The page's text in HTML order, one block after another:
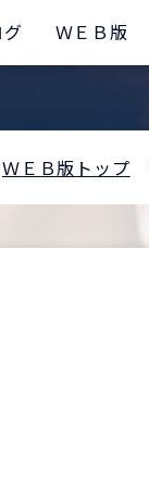
ＷＥＢ版
ＷＥＢ版トップ